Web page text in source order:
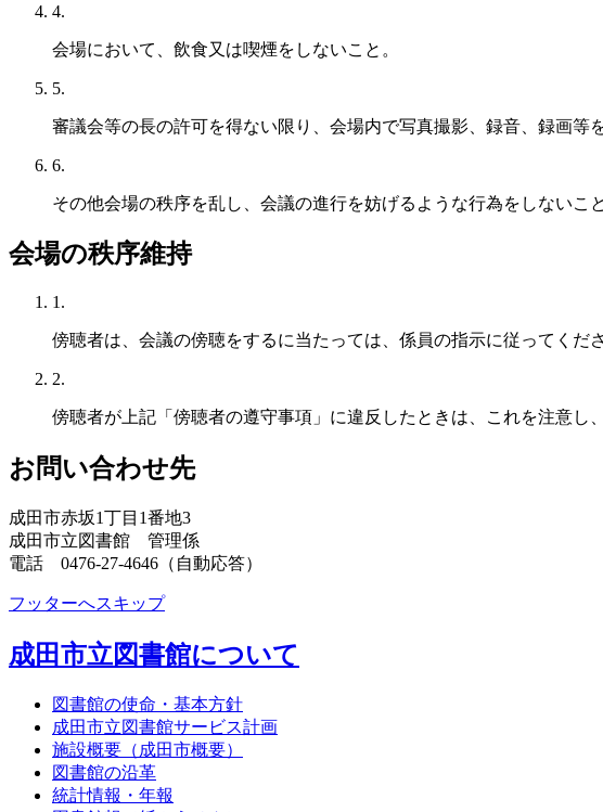
4.
会場において、飲食又は喫煙をしないこと。
5.
審議会等の長の許可を得ない限り、会場内で写真撮影、録音、録画等
6.
その他会場の秩序を乱し、会議の進行を妨げるような行為をしないこと
会場の秩序維持
1.
傍聴者は、会議の傍聴をするに当たっては、係員の指示に従ってくださ
2.
傍聴者が上記「傍聴者の遵守事項」に違反したときは、これを注意
お問い合わせ先
成田市赤坂1丁目1番地3
成田市立図書館 管理係
電話 0476-27-4646（自動応答）
フッターへスキップ
成田市立図書館について
図書館の使命・基本方針
成田市立図書館サービス計画
施設概要（成田市概要）
図書館の沿革
統計情報・年報